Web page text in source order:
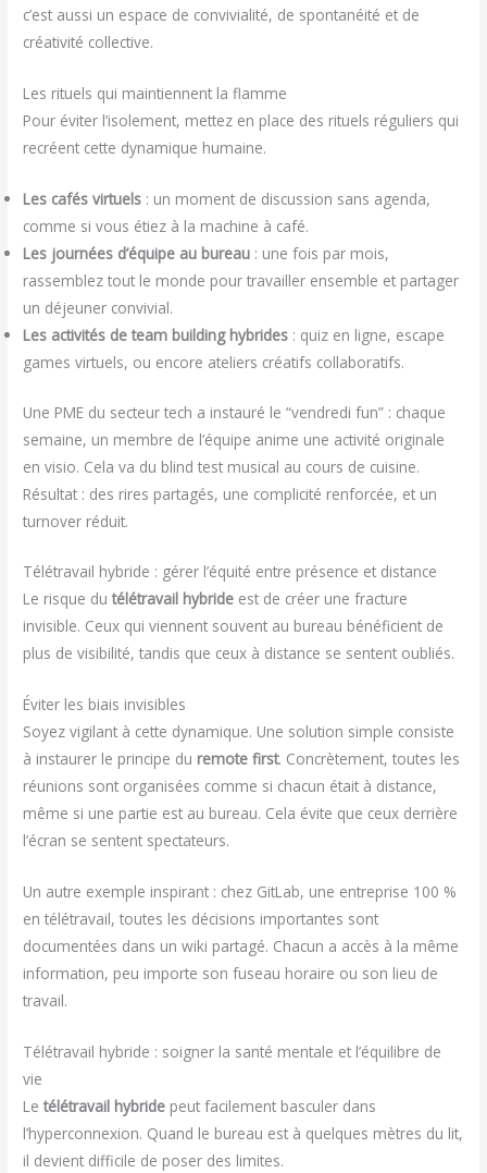
c’est aussi un espace de convivialité, de spontanéité et de
créativité collective.
Les rituels qui maintiennent la flamme
Pour éviter l’isolement, mettez en place des rituels réguliers qui
recréent cette dynamique humaine.
Les cafés virtuels : un moment de discussion sans agenda,
comme si vous étiez à la machine à café.
Les journées d’équipe au bureau : une fois par mois,
rassemblez tout le monde pour travailler ensemble et partager
un déjeuner convivial.
Les activités de team building hybrides : quiz en ligne, escape
games virtuels, ou encore ateliers créatifs collaboratifs.
Une PME du secteur tech a instauré le “vendredi fun” : chaque
semaine, un membre de l’équipe anime une activité originale
en visio. Cela va du blind test musical au cours de cuisine.
Résultat : des rires partagés, une complicité renforcée, et un
turnover réduit.
Télétravail hybride : gérer l’équité entre présence et distance
Le risque dutélétravail hybride est de créer une fracture
invisible. Ceux qui viennent souvent au bureau bénéficient de
plus de visibilité, tandis que ceux à distance se sentent oubliés.
Éviter les biais invisibles
Soyez vigilant à cette dynamique. Une solution simple consiste
à instaurer le principe du remote first. Concrètement, toutes les
réunions sont organisées comme si chacun était à distance,
même si une partie est au bureau. Cela évite que ceux derrière
l’écran se sentent spectateurs.
Un autre exemple inspirant : chez GitLab, une entreprise 100 %
en télétravail, toutes les décisions importantes sont
documentées dans un wiki partagé. Chacun a accès à la même
information, peu importe son fuseau horaire ou son lieu de
travail.
Télétravail hybride : soigner la santé mentale et l’équilibre de
vie
Letélétravail hybride peut facilement basculer dans
l’hyperconnexion. Quand le bureau est à quelques mètres du lit,
il devient difficile de poser des limites.